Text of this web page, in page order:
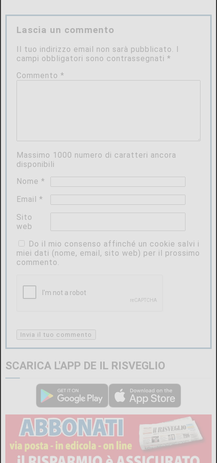
Lascia un commento
Il tuo indirizzo email non sarà pubblicato.
campi obbligatori sono contrassegnati*
Commento*
Massimo 1000 numero di caratteri ancora
disponibili
Nome*
Email*
Sito
web
Do il mio consenso affinché un cookie salvi i
miei dati (nome, email, sito web) per il prossimo
commento.
SCARICA L'APP DE IL RISVEGLIO